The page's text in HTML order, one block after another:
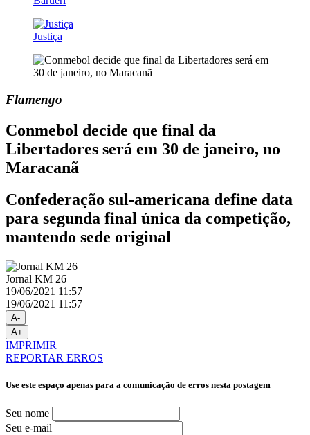
Justiça
Flamengo
Conmebol decide que final da
Libertadores será em 30 de janeiro, no
Maracanã
Confederação sul-americana define data
para segunda final única da competição,
mantendo sede original
Jornal KM 26
19/06/2021 11:57
19/06/2021 11:57
A-
A+
IMPRIMIR
REPORTAR ERROS
Use este espaço apenas para a comunicação de erros nesta postagem
Seu nome
Seu e-mail